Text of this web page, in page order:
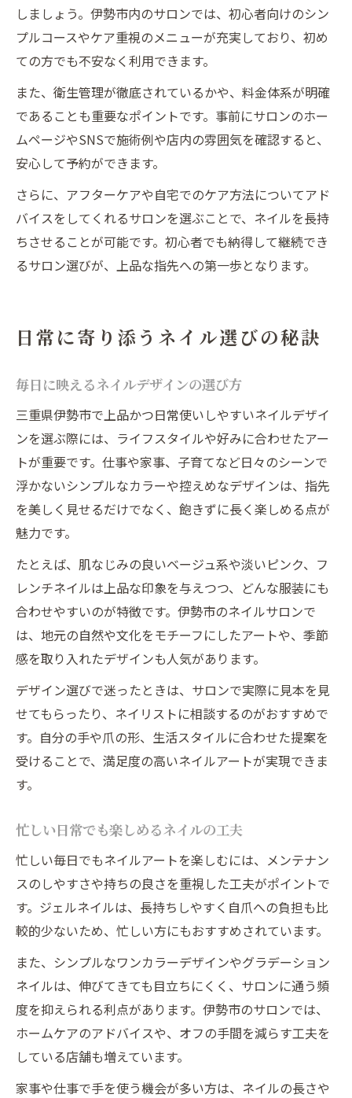
しましょう。伊勢市内のサロンでは、初心者向けのシン
プルコースやケア重視のメニューが充実しており、初め
ての方でも不安なく利用できます。
また、衛生管理が徹底されているかや、料金体系が明確
であることも重要なポイントです。事前にサロンのホー
ムページやSNSで施術例や店内の雰囲気を確認すると、
安心して予約ができます。
さらに、アフターケアや自宅でのケア方法についてアド
バイスをしてくれるサロンを選ぶことで、ネイルを長持
ちさせることが可能です。初心者でも納得して継続でき
るサロン選びが、上品な指先への第一歩となります。
日常に寄り添うネイル選びの秘訣
毎日に映えるネイルデザインの選び方
三重県伊勢市で上品かつ日常使いしやすいネイルデザイ
ンを選ぶ際には、ライフスタイルや好みに合わせたアー
トが重要です。仕事や家事、子育てなど日々のシーンで
浮かないシンプルなカラーや控えめなデザインは、指先
を美しく見せるだけでなく、飽きずに長く楽しめる点が
魅力です。
たとえば、肌なじみの良いベージュ系や淡いピンク、フ
レンチネイルは上品な印象を与えつつ、どんな服装にも
合わせやすいのが特徴です。伊勢市のネイルサロンで
は、地元の自然や文化をモチーフにしたアートや、季節
感を取り入れたデザインも人気があります。
デザイン選びで迷ったときは、サロンで実際に見本を見
せてもらったり、ネイリストに相談するのがおすすめで
す。自分の手や爪の形、生活スタイルに合わせた提案を
受けることで、満足度の高いネイルアートが実現できま
す。
忙しい日常でも楽しめるネイルの工夫
忙しい毎日でもネイルアートを楽しむには、メンテナン
スのしやすさや持ちの良さを重視した工夫がポイントで
す。ジェルネイルは、長持ちしやすく自爪への負担も比
較的少ないため、忙しい方にもおすすめされています。
また、シンプルなワンカラーデザインやグラデーション
ネイルは、伸びてきても目立ちにくく、サロンに通う頻
度を抑えられる利点があります。伊勢市のサロンでは、
ホームケアのアドバイスや、オフの手間を減らす工夫を
している店舗も増えています。
家事や仕事で手を使う機会が多い方は、ネイルの長さや